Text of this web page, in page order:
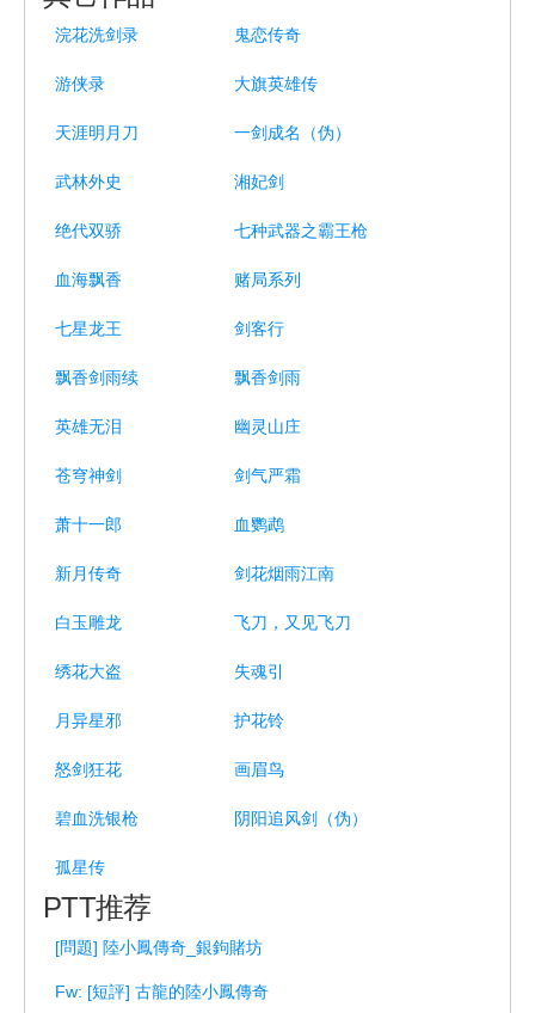
浣花洗剑录 鬼恋传奇
游侠录 大旗英雄传
天涯明月刀 一剑成名（伪）
武林外史 湘妃剑
绝代双骄 七种武器之霸王枪
血海飘香 赌局系列
七星龙王 剑客行
飘香剑雨续 飘香剑雨
英雄无泪 幽灵山庄
苍穹神剑 剑气严霜
萧十一郎 血鹦鹉
新月传奇 剑花烟雨江南
白玉雕龙 飞刀，又见飞刀
绣花大盗 失魂引
月异星邪 护花铃
怒剑狂花 画眉鸟
碧血洗银枪 阴阳追风剑（伪）
孤星传
PTT推荐
[問題] 陸小鳳傳奇_銀鉤賭坊
Fw: [短評] 古龍的陸小鳳傳奇